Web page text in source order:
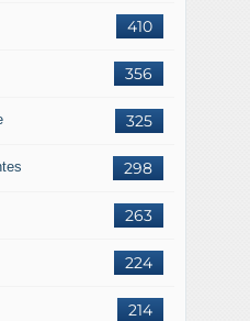
410
356
325
298
263
224
214